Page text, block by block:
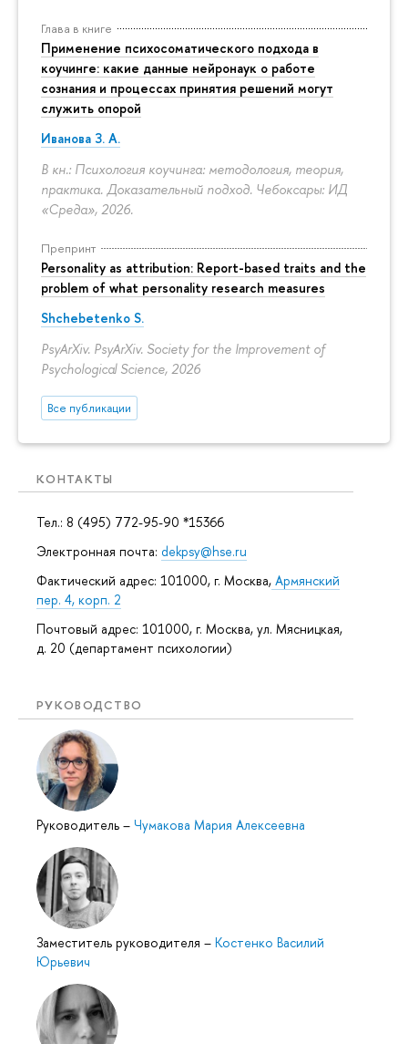
Глава в книге
Применение психосоматического подхода в
коучинге: какие данные нейронаук о работе
сознания и процессах принятия решений могут
служить опорой
Иванова З. А.
В кн.: Психология коучинга: методология, теория,
практика. Доказательный подход. Чебоксары: ИД
«Среда», 2026.
Препринт
Personality as attribution: Report-based traits and the
problem of what personality research measures
Shchebetenko S.
PsyArXiv. PsyArXiv. Society for the Improvement of
Psychological Science, 2026
Все публикации
КОНТАКТЫ
Тел.: 8 (495) 772-95-90 *15366
Электронная почта: dekpsy@hse.ru
Фактический адрес: 101000, г. Москва, Армянский
пер. 4, корп. 2
Почтовый адрес: 101000, г. Москва, ул. Мясницкая,
д. 20 (департамент психологии)
РУКОВОДСТВО
Руководитель – Чумакова Мария Алексеевна
Заместитель руководителя – Костенко Василий
Юрьевич